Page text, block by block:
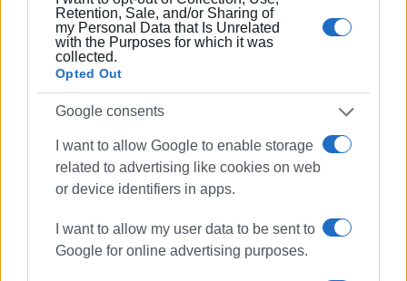
Retention, Sale, and/or Sharing of
my Personal Data that Is Unrelated
with the Purposes for which it was
collected.
Opted Out
Google consents
I want to allow Google to enable storage
related to advertising like cookies on web
or device identifiers in apps.
I want to allow my user data to be sent to
Google for online advertising purposes.